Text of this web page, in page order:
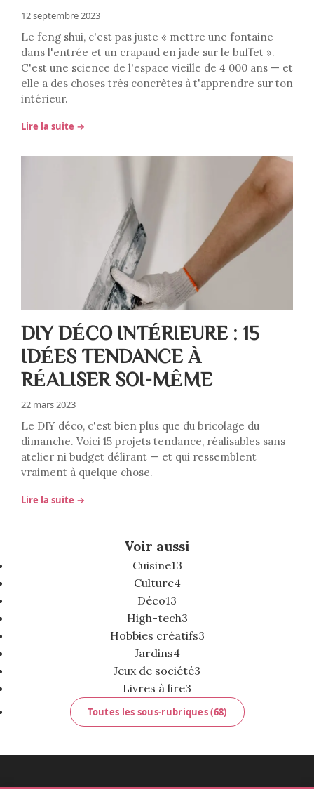
12 septembre 2023
Le feng shui, c'est pas juste « mettre une fontaine
dans l'entrée et un crapaud en jade sur le buffet ».
C'est une science de l'espace vieille de 4 000 ans — et
elle a des choses très concrètes à t'apprendre sur ton
intérieur.
Lire la suite →
DIY DÉCO INTÉRIEURE : 15
IDÉES TENDANCE À
RÉALISER SOI-MÊME
22 mars 2023
Le DIY déco, c'est bien plus que du bricolage du
dimanche. Voici 15 projets tendance, réalisables sans
atelier ni budget délirant — et qui ressemblent
vraiment à quelque chose.
Lire la suite →
Voir aussi
Cuisine13
Culture4
Déco13
High-tech3
Hobbies créatifs3
Jardins4
Jeux de société3
Livres à lire3
Toutes les sous-rubriques (68)